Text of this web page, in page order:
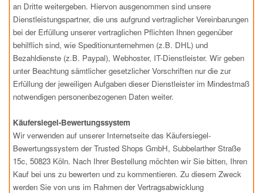
an Dritte weitergeben. Hiervon ausgenommen sind unsere
Dienstleistungspartner, die uns aufgrund vertraglicher Vereinbarungen
bei der Erfüllung unserer vertraglichen Pflichten Ihnen gegenüber
behilflich sind, wie Speditionunternehmen (z.B. DHL) und
Bezahldienste (z.B. Paypal), Webhoster, IT-Dienstleister. Wir geben
unter Beachtung sämtlicher gesetzlicher Vorschriften nur die zur
Erfüllung der jeweiligen Aufgaben dieser Dienstleister im Mindestmaß
notwendigen personenbezogenen Daten weiter.
Käufersiegel-Bewertungssystem
Wir verwenden auf unserer Internetseite das Käufersiegel-
Bewertungssystem der Trusted Shops GmbH, Subbelarther Straße
15c, 50823 Köln. Nach Ihrer Bestellung möchten wir Sie bitten, Ihren
Kauf bei uns zu bewerten und zu kommentieren. Zu diesem Zweck
werden Sie von uns im Rahmen der Vertragsabwicklung